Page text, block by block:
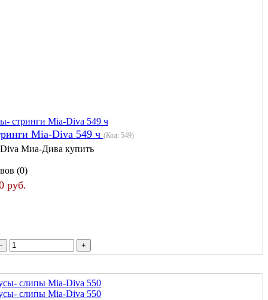
Mia-Diva 549 ч (Код: 549)
Миа-Дива купить
(0)
руб.